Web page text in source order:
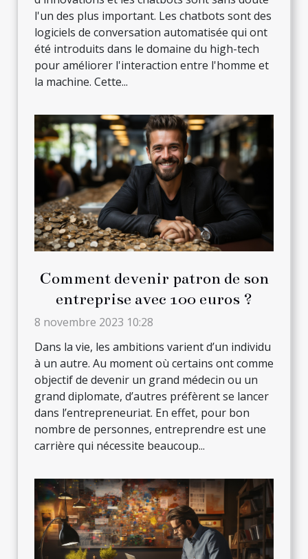
l'un des plus important. Les chatbots sont des
logiciels de conversation automatisée qui ont
été introduits dans le domaine du high-tech
pour améliorer l'interaction entre l'homme et
la machine. Cette...
Comment devenir patron de son
entreprise avec 100 euros ?
8 novembre 2023 10:28
Dans la vie, les ambitions varient d’un individu
à un autre. Au moment où certains ont comme
objectif de devenir un grand médecin ou un
grand diplomate, d’autres préfèrent se lancer
dans l’entrepreneuriat. En effet, pour bon
nombre de personnes, entreprendre est une
carrière qui nécessite beaucoup...